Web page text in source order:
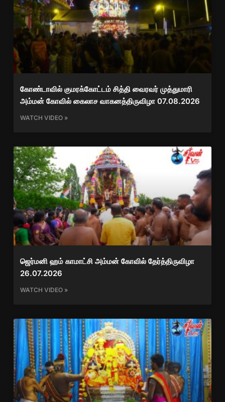
கோண்டாவில் குமரக்கோட்டம் சித்தி வைரவர் முத்துமாரி
அம்மன் கோவில் கைலாச வாகனத்திருவிழா 07.08.2026
WATCH VIDEO »
ஜெர்மனி ஹம் காமாட்சி அம்மன் கோவில் தேர்த்திருவிழா
26.07.2026
WATCH VIDEO »